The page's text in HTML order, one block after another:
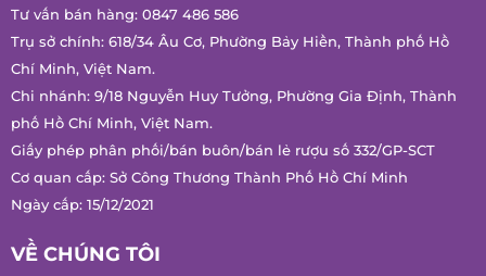
Email: Winecity.vn@gmail.com
Email CSKH: cskh.winecity@gmail.com
Tư vấn bán hàng:0847 486 586
Trụ sở chính: 618/34 Âu Cơ, Phường Bảy Hiền, Thành phố Hồ
Chí Minh, Việt Nam.
Chi nhánh: 9/18 Nguyễn Huy Tưởng, Phường Gia Định, Thành
phố Hồ Chí Minh, Việt Nam.
Giấy phép phân phối/bán buôn/bán lẻ rượu số 332/GP-SCT
Ngày cấp: 15/12/2021